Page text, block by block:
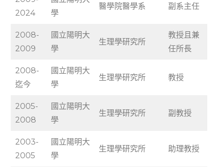
2024
學
醫學院醫學系 副系主任
2008-
2009
國立陽明大
學
生理學研究所
教授且兼
任所長
2008-
迄今
國立陽明大
學
生理學研究所 教授
2005-
2008
國立陽明大
學
生理學研究所 副教授
2003-
2005
國立陽明大
學
生理學研究所 助理教授